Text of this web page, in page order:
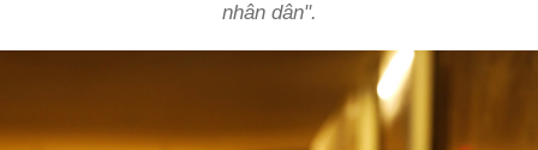
nhân dân".